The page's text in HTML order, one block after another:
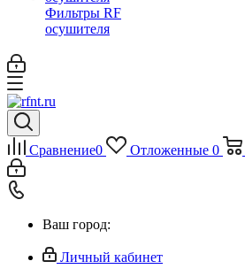
Фильтры RF
осушителя
Сравнение0 Отложенные 0
Ваш город:
Личный кабинет